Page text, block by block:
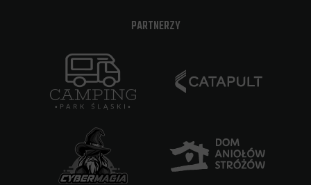
PARTNERZY